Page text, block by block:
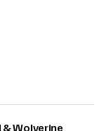
Wolverine